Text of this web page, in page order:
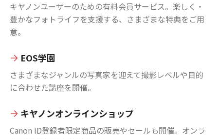
キヤノンユーザーのための有料会員サービス。楽しく・
豊かなフォトライフを支援する、さまざまな特典をご用
意。
EOS学園
さまざまなジャンルの写真家を迎えて撮影レベルや目的
に合わせた講座を開催。
キヤノンオンラインショップ
Canon ID登録者限定商品の販売やセールも開催。オンラ